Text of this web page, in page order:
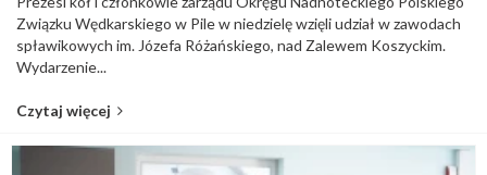
Związku Wędkarskiego w Pile w niedzielę wzięli udział w zawodach
spławikowych im. Józefa Różańskiego, nad Zalewem Koszyckim.
Wydarzenie...
Czytaj więcej